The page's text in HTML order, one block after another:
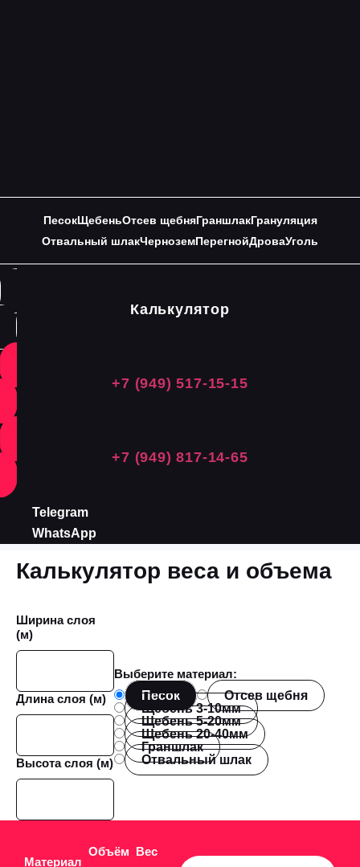
ПесокЩебеньОтсев щебняГраншлакГрануляция
Отвальный шлакЧерноземПерегнойДроваУголь
Калькулятор
+7 (949) 517-15-15
+7 (949) 817-14-65
Telegram
WhatsApp
Калькулятор веса и объема
Ширина слоя
(м)
Длина слоя (м)
Высота слоя (м)
Выберите материал:
Песок
Отсев щебня
Щебень 3-10мм
Щебень 5-20мм
Щебень 20-40мм
Граншлак
Отвальный шлак
Материал
Объём Вес